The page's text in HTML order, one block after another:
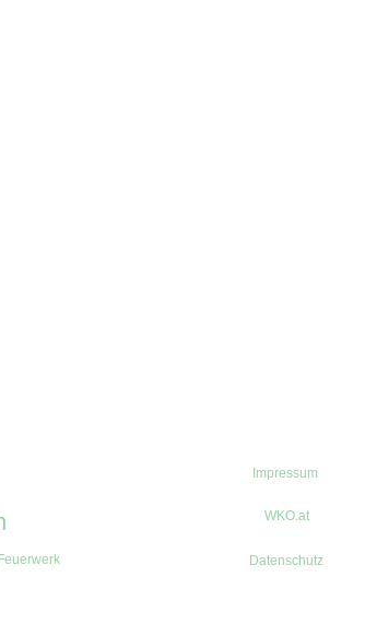
Impressum
WKO.at
Datenschutz